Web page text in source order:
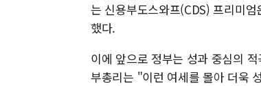
는 신용부도스와프(CDS) 프리미
했다.
이에 앞으로 정부는 성과 중심의
부총리는 "이런 여세를 몰아 더욱